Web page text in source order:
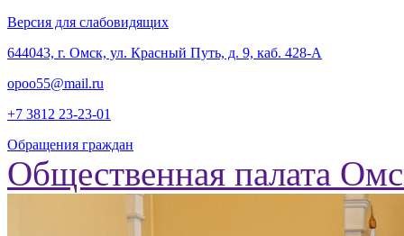
Версия для слабовидящих
‎644043, г. Омск, ул. Красный Путь, д. 9, каб. 428-А
opoo55@mail.ru
+7 3812 23-23-01
Обращения граждан
Общественная палата